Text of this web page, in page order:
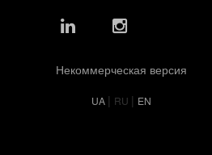
Некоммерческая версия
UA | RU | EN